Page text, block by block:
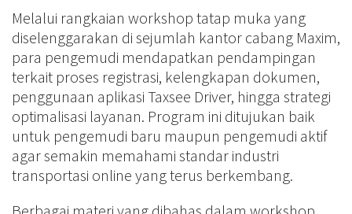
Melalui rangkaian workshop tatap muka yang
diselenggarakan di sejumlah kantor cabang Maxim,
para pengemudi mendapatkan pendampingan
terkait proses registrasi, kelengkapan dokumen,
penggunaan aplikasi Taxsee Driver, hingga strategi
optimalisasi layanan. Program ini ditujukan baik
untuk pengemudi baru maupun pengemudi aktif
agar semakin memahami standar industri
transportasi online yang terus berkembang.
Berbagai materi yang dibahas dalam workshop